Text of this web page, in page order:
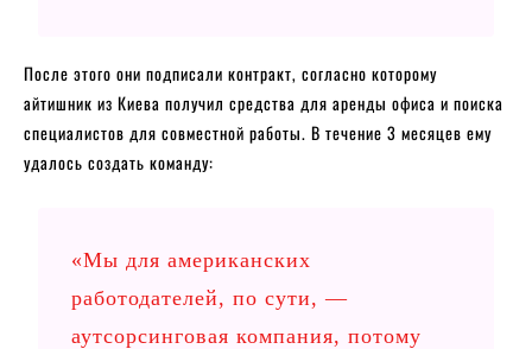
После этого они подписали контракт, согласно которому
айтишник из Киева получил средства для аренды офиса и поиска
специалистов для совместной работы. В течение 3 месяцев ему
удалось создать команду:
«Мы для американских
работодателей, по сути, —
аутсорсинговая компания, потому